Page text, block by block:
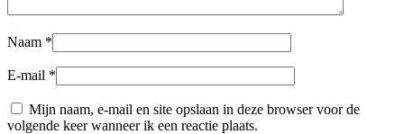
Naam *
E-mail *
Mijn naam, e-mail en site opslaan in deze browser voor de
volgende keer wanneer ik een reactie plaats.